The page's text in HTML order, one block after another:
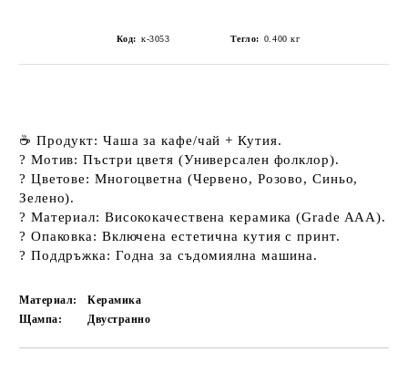
Код: к-3053 Тегло: 0.400 кг
☕ Продукт: Чаша за кафе/чай + Кутия.
? Мотив: Пъстри цветя (Универсален фолклор).
? Цветове: Многоцветна (Червено, Розово, Синьо,
Зелено).
?️ Материал: Висококачествена керамика (Grade AAA).
? Опаковка: Включена естетична кутия с принт.
? Поддръжка: Годна за съдомиялна машина.
Материал:
Керамика
Щампа:
Двустранно